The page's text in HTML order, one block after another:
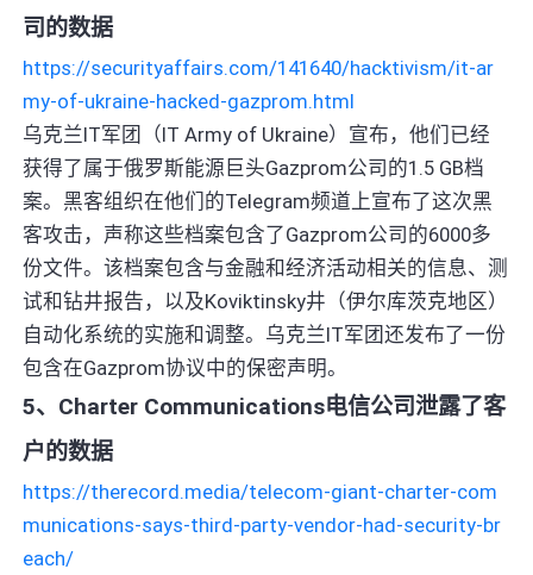
司的数据
https://securityaffairs.com/141640/hacktivism/it-ar
my-of-ukraine-hacked-gazprom.html
乌克兰IT军团（IT Army of Ukraine）宣布，他们已经
获得了属于俄罗斯能源巨头Gazprom公司的1.5 GB档
案。黑客组织在他们的Telegram频道上宣布了这次黑
客攻击，声称这些档案包含了Gazprom公司的6000多
份文件。该档案包含与金融和经济活动相关的信息、测
试和钻井报告，以及Koviktinsky井（伊尔库茨克地区）
自动化系统的实施和调整。乌克兰IT军团还发布了一份
包含在Gazprom协议中的保密声明。
5、Charter Communications电信公司泄露了客
户的数据
https://therecord.media/telecom-giant-charter-com
munications-says-third-party-vendor-had-security-br
each/